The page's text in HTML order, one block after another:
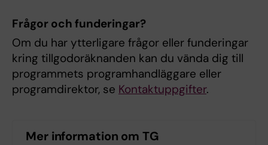
Frågor och funderingar?
Om du har ytterligare frågor eller funderingar
kring tillgodoräknanden kan du vända dig till
programmets programhandläggare eller
programdirektor, se Kontaktuppgifter.
Mer information om TG